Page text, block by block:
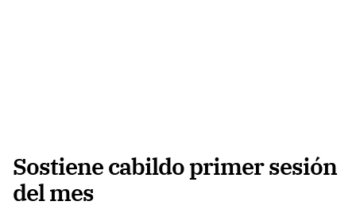
Sostiene cabildo primer sesión
del mes